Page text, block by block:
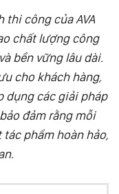
thi công của AVA
chất lượng công
bền vững lâu dài.
cho khách hàng,
dụng các giải pháp
đảm rằng mỗi
phẩm hoàn hảo,